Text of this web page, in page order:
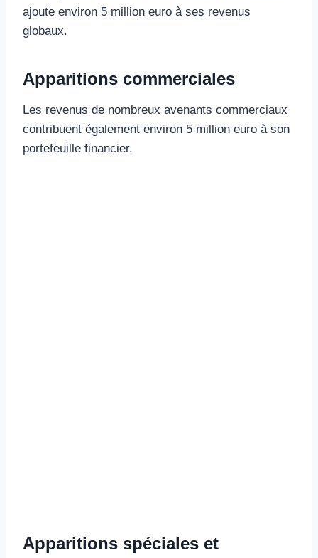
ajoute environ 5 million euro à ses revenus
globaux.
Apparitions commerciales
Les revenus de nombreux avenants commerciaux
contribuent également environ 5 million euro à son
portefeuille financier.
Apparitions spéciales et